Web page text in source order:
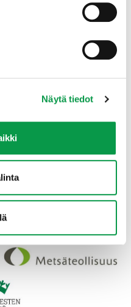
Näytä tiedot
keskusliitto MTK ry
-oppaan ovat